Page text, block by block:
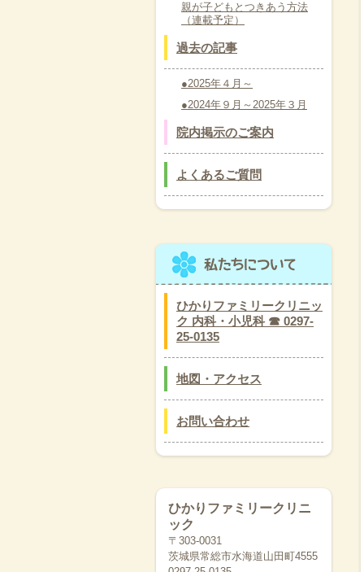
親が子どもとつきあう方法
（連載予定）
過去の記事
●2025年４月～
●2024年９月～2025年３月
院内掲示のご案内
よくあるご質問
ひかりファミリークリニッ
ク 内科・小児科 ☎ 0297-
25-0135
地図・アクセス
お問い合わせ
ひかりファミリークリニ
ック
〒303-0031
茨城県常総市水海道山田町4555